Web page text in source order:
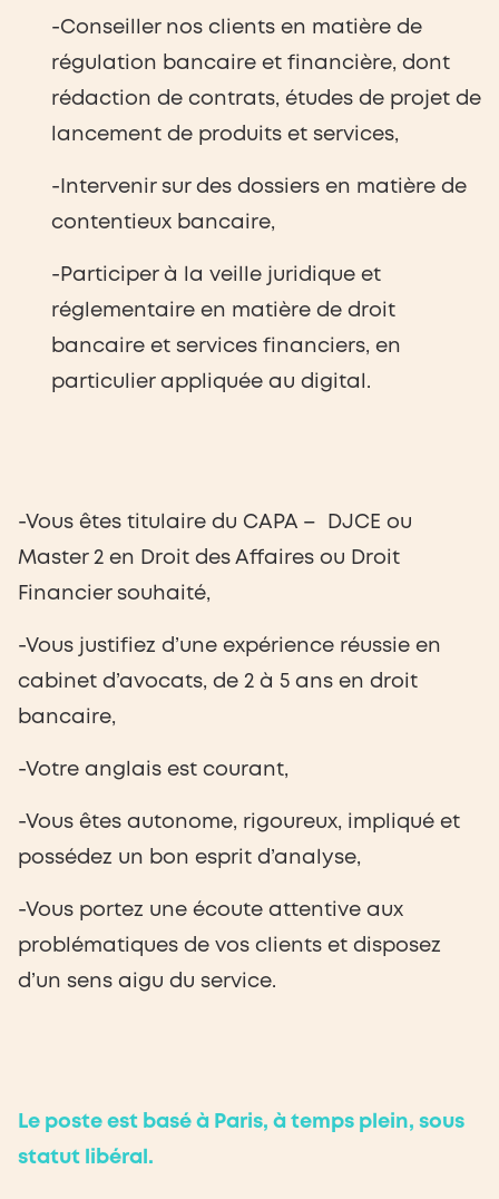
-Conseiller nos clients en matière de
régulation bancaire et financière, dont
rédaction de contrats, études de projet de
lancement de produits et services,
-Intervenir sur des dossiers en matière de
contentieux bancaire,
-Participer à la veille juridique et
réglementaire en matière de droit
bancaire et services financiers, en
particulier appliquée au digital.
-Vous êtes titulaire du CAPA – DJCE ou
Master 2 en Droit des Affaires ou Droit
Financier souhaité,
-Vous justifiez d’une expérience réussie en
cabinet d’avocats, de 2 à 5 ans en droit
bancaire,
-Votre anglais est courant,
-Vous êtes autonome, rigoureux, impliqué et
possédez un bon esprit d’analyse,
-Vous portez une écoute attentive aux
problématiques de vos clients et disposez
d’un sens aigu du service.
Le poste est basé à Paris, à temps plein, sous
statut libéral.